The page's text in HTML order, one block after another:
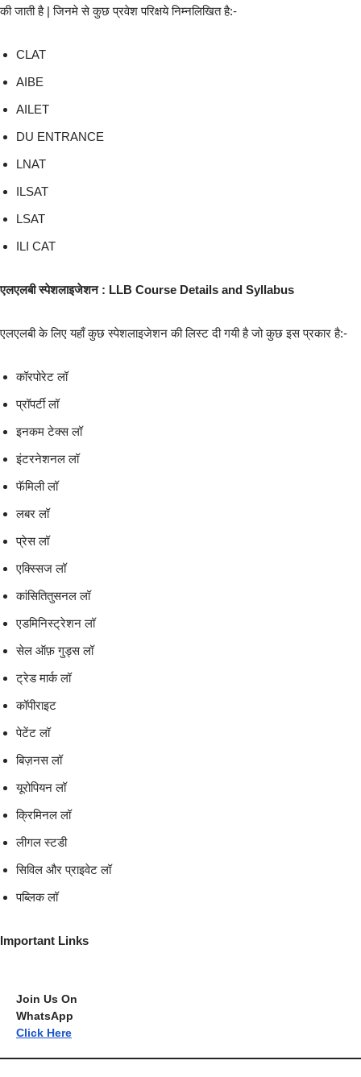
की जाती है | जिनमे से कुछ प्रवेश परिक्षये निम्नलिखित है:-
CLAT
AIBE
AILET
DU ENTRANCE
LNAT
ILSAT
LSAT
ILI CAT
एलएलबी स्पेशलाइजेशन : LLB Course Details and Syllabus
एलएलबी के लिए यहाँ कुछ स्पेशलाइजेशन की लिस्ट दी गयी है जो कुछ इस प्रकार है:-
कॉरपोरेट लॉ
प्रॉपर्टी लॉ
इनकम टेक्स लॉ
इंटरनेशनल लॉ
फॅमिली लॉ
लबर लॉ
प्रेस लॉ
एक्स्सिज लॉ
कांसितितुसनल लॉ
एडमिनिस्ट्रेशन लॉ
सेल ऑफ़ गुड्स लॉ
ट्रेड मार्क लॉ
कॉपीराइट
पेटेंट लॉ
बिज़नस लॉ
यूरोपियन लॉ
क्रिमिनल लॉ
लीगल स्टडी
सिविल और प्राइवेट लॉ
पब्लिक लॉ
Important Links
Join Us On
Click Here